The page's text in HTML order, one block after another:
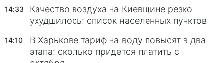
14:33
Качество воздуха на Киевщине резко
ухудшилось: список населенных пунктов
14:10
В Харькове тариф на воду повысят в два
этапа: сколько придется платить с